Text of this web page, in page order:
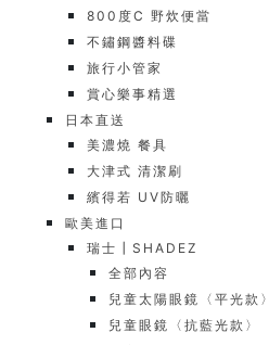
800度C 野炊便當
不鏽鋼醬料碟
旅行小管家
賞心樂事精選
日本直送
美濃燒 餐具
大津式 清潔刷
繽得若 UV防曬
歐美進口
瑞士┃SHADEZ
全部內容
兒童太陽眼鏡〈平光款〉
兒童眼鏡〈抗藍光款〉